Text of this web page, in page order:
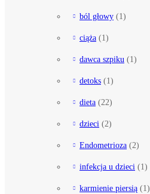
ból głowy (1)
ciąża (1)
dawca szpiku (1)
detoks (1)
dieta (22)
dzieci (2)
Endometrioza (2)
infekcja u dzieci (1)
karmienie piersią (1)